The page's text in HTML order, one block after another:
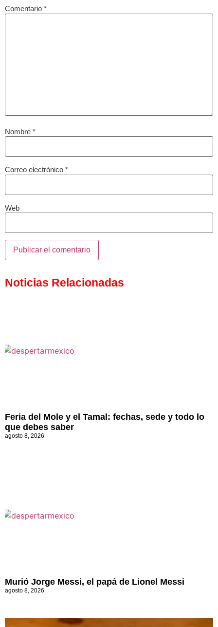
Comentario *
Nombre *
Correo electrónico *
Web
Noticias Relacionadas
Feria del Mole y el Tamal: fechas, sede y todo lo
que debes saber
agosto 8, 2026
Murió Jorge Messi, el papá de Lionel Messi
agosto 8, 2026